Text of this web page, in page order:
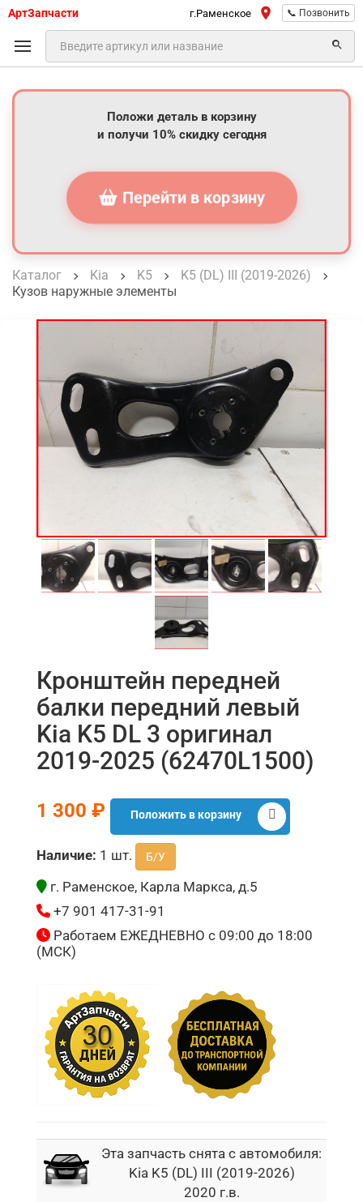
АртЗапчасти г.Раменское 📞 Позвонить
Положи деталь в корзину
и получи 10% скидку сегодня
Перейти в корзину
Каталог Kia K5
K5 (DL) III (2019-2026)
Кузов наружные элементы
Кронштейн передней
балки передний левый
Kia K5 DL 3 оригинал
2019-2025 (62470L1500)
1 300 ₽ Положить в корзину
Наличие: 1 шт. Б/У
г. Раменское, Карла Маркса, д.5
+7 901 417-31-91
Работаем ЕЖЕДНЕВНО с 09:00 до 18:00
(МСК)
Эта запчасть снята с автомобиля:
Kia K5 (DL) III (2019-2026)
2020 г.в.